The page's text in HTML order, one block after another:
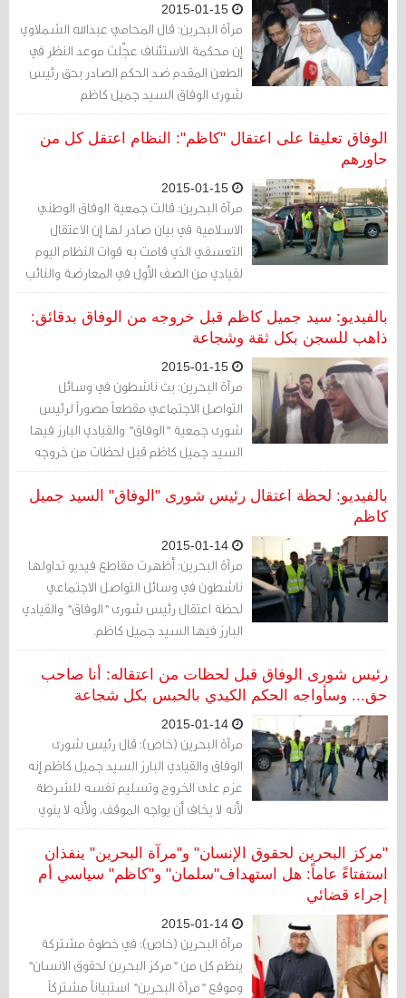
مرآة البحرين: قال المحامي عبدالله الشملاوي
إن محكمة الاستئناف عجّلت موعد النظر في
الطعن المقدم ضد الحكم الصادر بحق رئيس
شورى الوفاق السيد جميل كاظم
الوفاق تعليقا على اعتقال "كاظم": النظام اعتقل كل من
حاورهم
مرآة البحرين: قالت جمعية الوفاق الوطني
الاسلامية في بيان صادر لها إن الاعتقال
التعسفي الذي قامت به قوات النظام اليوم
لقيادي من الصف الأول في المعارضة والنائب
البرلماني السابق والمتحدث باسم فريق
المعارضة في الحوار السيد جميل كاظم وبعد
أيام من اعتقال الامين العام الشيخ علي
سلمان يبعث رسالة للجميع مفادها أن
النظام يعيش حالة عداء مع حرية الكلمة
بالفيديو: سيد جميل كاظم قبل خروجه من الوفاق بدقائق:
ذاهب للسجن بكل ثقة وشجاعة
مرآة البحرين: بث ناشطون في وسائل
التواصل الاجتماعي مقطعاً مصوراً لرئيس
شورى جمعية "الوفاق" والقيادي البارز فيها
السيد جميل كاظم قبل لحظات من خروجه
من مبنى الجمعية، حيث قامت قوات مدنية
باعتقاله.
بالفيديو: لحظة اعتقال رئيس شورى "الوفاق" السيد جميل
كاظم
مرآة البحرين: أظهرت مقاطع فيديو تداولها
ناشطون في وسائل التواصل الاجتماعي
لحظة اعتقال رئيس شورى "الوفاق" والقيادي
البارز فيها السيد جميل كاظم.
رئيس شورى الوفاق قبل لحظات من اعتقاله: أنا صاحب
حق... وسأواجه الحكم الكيدي بالحبس بكل شجاعة
مرآة البحرين (خاص): قال رئيس شورى
الوفاق والقيادي البارز السيد جميل كاظم إنه
عزم على الخروج وتسليم نفسه للشرطة
لأنه لا يخاف أن يواجه الموقف، ولأنه لا ينوي
الهروب من البحرين أو التواري عن الأنظار
والاختفاء ليتحول إلى مطلوب وملاحق أمنياً.
"مركز البحرين لحقوق الإنسان" و"مرآة البحرين" ينفذان
استفتاءً عاماً: هل استهداف"سلمان" و"كاظم" سياسي أم
إجراء قضائي
مرآة البحرين (خاص): في خطوة مشتركة
ينظم كل من "مركز البحرين لحقوق الانسان"
وموقع "مرآة البحرين" استبياناً مشتركاً